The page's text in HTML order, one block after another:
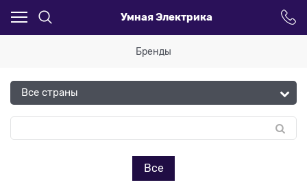
Умная Электрика
Бренды
Все